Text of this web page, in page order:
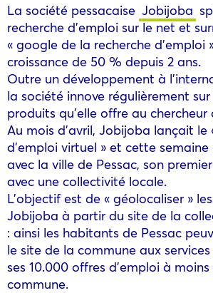
La société pessacaise Jobijoba
recherche d’emploi sur le net et
« google de la recherche d’emploi
croissance de 50 % depuis 2 ans.
Outre un développement à
la société innove régulièrement sur
produits qu’elle offre au chercheur
Au mois d’avril, Jobijoba lançait le
d’emploi virtuel » et cette
avec la ville de Pessac, son
avec une collectivité locale.
L’objectif est de « géolocaliser »
Jobijoba à partir du site de la
: ainsi les habitants de Pessac
le site de la commune aux
ses 10.000 offres d’emploi à
commune.